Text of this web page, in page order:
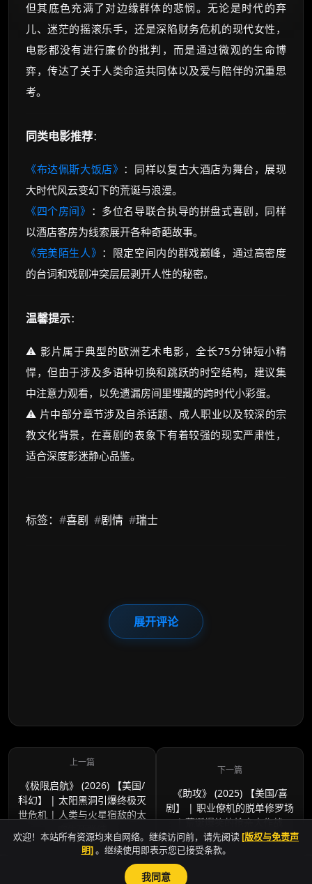
但其底色充满了对边缘群体的悲悯。无论是时代的弃
儿、迷茫的摇滚乐手，还是深陷财务危机的现代女性，
电影都没有进行廉价的批判，而是通过微观的生命博
弈，传达了关于人类命运共同体以及爱与陪伴的沉重思
考。
同类电影推荐：
《布达佩斯大饭店》 ：同样以复古大酒店为舞台，展现
大时代风云变幻下的荒诞与浪漫。
《四个房间》 ：多位名导联合执导的拼盘式喜剧，同样
以酒店客房为线索展开各种奇葩故事。
《完美陌生人》 ：限定空间内的群戏巅峰，通过高密度
的台词和戏剧冲突层层剥开人性的秘密。
温馨提示：
⚠️ 影片属于典型的欧洲艺术电影，全长75分钟短小精
悍，但由于涉及多语种切换和跳跃的时空结构，建议集
中注意力观看，以免遗漏房间里埋藏的跨时代小彩蛋。
⚠️ 片中部分章节涉及自杀话题、成人职业以及较深的宗
教文化背景，在喜剧的表象下有着较强的现实严肃性，
适合深度影迷静心品鉴。
标签： #喜剧 #剧情 #瑞士
展开评论
《极限启航》 (2026) 【美国/
科幻】 | 太阳黑洞引爆终极灭
世危机 | 人类与火星宿敌的太
空生死联结
《助攻》 (2025) 【美国/喜
剧】 | 职业僚机的脱单修罗场
| 荒诞爆笑的抢亲大作战
sitemap
欢迎！本站所有资源均来自网络。继续访问前，请先阅读 [版权与免责声
明]。继续使用即表示您已接受条款。
我同意